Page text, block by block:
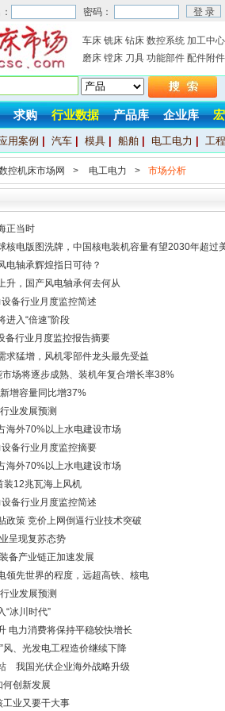
密码：
车床 铣床 钻床 数控系统 加工中心
磨床 镗床 刀具 功能部件 配件附件
求购 行业数据 产品库 企业库
用案例 汽车 模具 船舶 电工电力 工
控机床市场网 > 电工电力 > 市场分析
正当时
核电版图洗牌，中国核电装机容量有望2030年超过
电轴承辉煌指日可待？
升，国产风电轴承何去何从
备行业月度监控简述
进入“倍速”阶段
备行业月度监控报告摘要
求猛增，风机零部件龙头最先受益
场将逐步成熟、装机年复合增长率38%
增容量同比增37%
业发展预测
海外70%以上水电建设市场
备行业月度监控摘要
海外70%以上水电建设市场
装12兆瓦海上风机
备行业月度监控简述
政策 竞价上网倒逼行业技术突破
呈现复苏态势
备产业链正加速发展
领先世界的程度，远超高铁、核电
业发展预测
“冰川时代”
电力消费将保持平稳较快增长
风、光发电工程造价继续下降
我国光伏企业海外战略升级
何创新发展
工业又要干大事